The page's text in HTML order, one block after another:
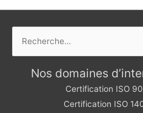
Nos domaines
Certification ISO
Certification ISO